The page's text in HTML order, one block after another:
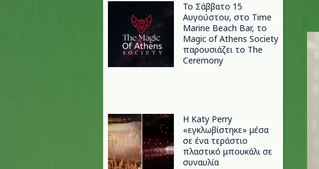
Το Σάββατο 15
Αυγούστου, στο Time
Marine Beach Bar, το
Magic of Athens Society
παρουσιάζει το The
Ceremony
H Katy Perry
«εγκλωβίστηκε» μέσα
σε ένα τεράστιο
πλαστικό μπουκάλι σε
συναυλία